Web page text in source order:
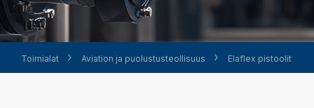
Toimialat Aviation ja puolustus­teollisuus Elaflex pistoolit